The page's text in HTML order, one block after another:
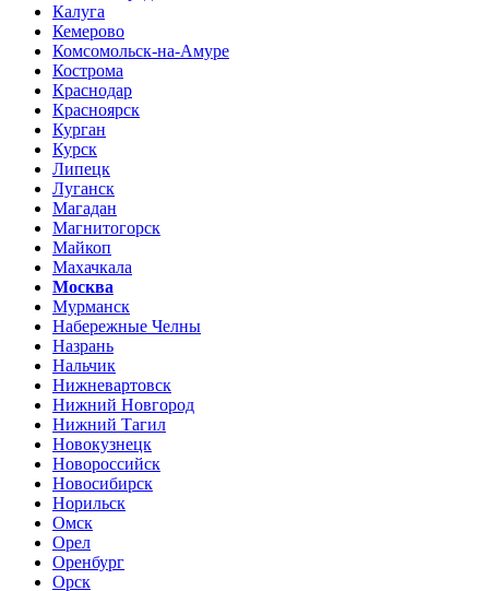
Калуга
Кемерово
Комсомольск-на-Амуре
Кострома
Краснодар
Красноярск
Курган
Курск
Липецк
Луганск
Магадан
Магнитогорск
Майкоп
Махачкала
Москва
Мурманск
Набережные Челны
Назрань
Нальчик
Нижневартовск
Нижний Новгород
Нижний Тагил
Новокузнецк
Новороссийск
Новосибирск
Норильск
Омск
Орел
Оренбург
Орск